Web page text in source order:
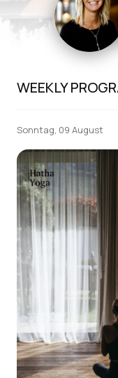
WEEKLY
Sonntag, 09 August